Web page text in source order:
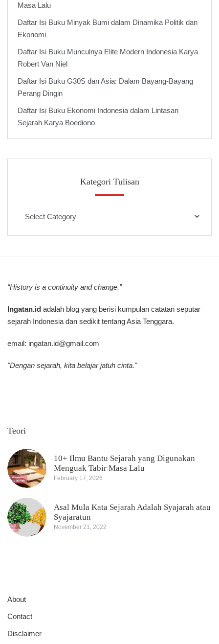
Masa Lalu
Daftar Isi Buku Minyak Bumi dalam Dinamika Politik dan
Ekonomi
Daftar Isi Buku Munculnya Elite Modern Indonesia Karya
Robert Van Niel
Daftar Isi Buku G30S dan Asia: Dalam Bayang-Bayang
Perang Dingin
Daftar Isi Buku Ekonomi Indonesia dalam Lintasan
Sejarah Karya Boediono
Kategori Tulisan
“History is a continuity and change.”
Ingatan.id adalah blog yang berisi kumpulan catatan seputar
sejarah Indonesia dan sedikit tentang Asia Tenggara.
email: ingatan.id@gmail.com
"Dengan sejarah, kita belajar jatuh cinta."
Teori
10+ Ilmu Bantu Sejarah yang Digunakan
Menguak Tabir Masa Lalu
February 17, 2026
Asal Mula Kata Sejarah Adalah Syajarah atau
Syajaratun
November 21, 2022
About
Contact
Disclaimer